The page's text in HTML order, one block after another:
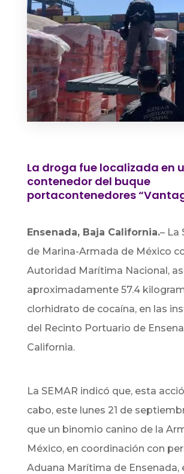
La droga fue localizada en
contenedor del buque
portacontenedores
Ensenada, Baja California.– La
de Marina-Armada de México
Autoridad Marítima Nacional,
aproximadamente 57.4
clorhidrato de cocaína, en las
del Recinto Portuario de
California.
La SEMAR indicó que, esta
cabo, este lunes 21 de
que un binomio canino de la
México, en coordinación con
Aduana Marítima de Ensenada,